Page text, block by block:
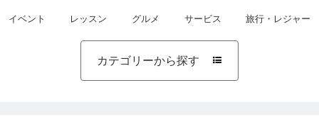
癒しのサンクチュアリ∞いやすぴ
https://tsuku2.jp/iyasupi-yu-min
イベント レッスン グルメ サービス 旅行・レジャー
カテゴリーから探す 